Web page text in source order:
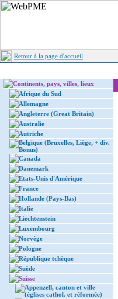
Retour à la page d'accueil
Continents, pays, villes, lieux
Afrique du Sud
Allemagne
Angleterre (Great Britain)
Australie
Autriche
Belgique (Bruxelles, Liège, + div.
Bonus)
Canada
Danemark
Etats-Unis d'Amérique
France
Hollande (Pays-Bas)
Italie
Liechtenstein
Luxembourg
Norvège
Pologne
République tchèque
Suède
Suisse
Appenzell, canton et ville
(églises cathol. et réformée)